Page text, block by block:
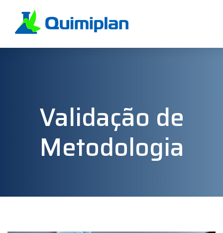
Validação de
Metodologia